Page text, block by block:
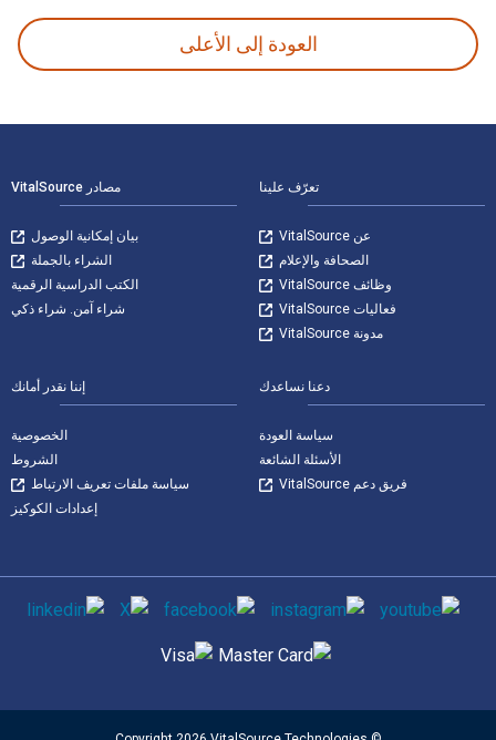
العودة إلى الأعلى
تعرّف علينا
عن VitalSource
الصحافة والإعلام
وظائف VitalSource
فعاليات VitalSource
مدونة VitalSource
مصادر VitalSource
بيان إمكانية الوصول
الشراء بالجملة
الكتب الدراسية الرقمية
شراء آمن. شراء ذكي
دعنا نساعدك
سياسة العودة
الأسئلة الشائعة
فريق دعم VitalSource
إننا نقدر أمانك
الخصوصية
الشروط
سياسة ملفات تعريف الارتباط
إعدادات الكوكيز
وسائل التواصل الاجتماعي